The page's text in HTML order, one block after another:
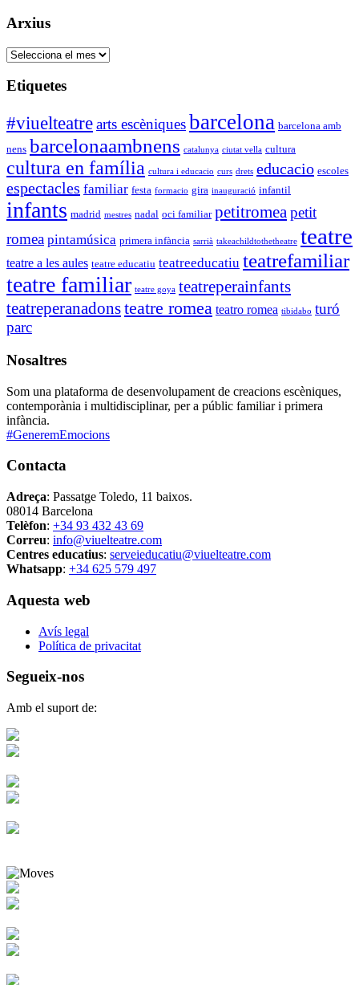
Arxius
Arxius
Etiquetes
#viuelteatrearts escèniquesbarcelona barcelona amb
nens barcelonaambnens catalunya ciutat vella cultura
cultura en família cultura i educacio curs drets educacio escoles
espectacles familiar festa formacio gira inauguració infantil
infants madrid mestres nadal oci familiar petitromeapetit
romea pintamúsica primera infància sarrià takeachildtothetheatre teatre
teatre a les aules teatre educatiu teatreeducatiu teatrefamiliar
teatre familiar teatre goya teatreperainfants
teatreperanadonsteatre romea teatro romea tibidabo turó
parc
Nosaltres
Som una plataforma de desenvolupament de creacions escèniques,
contemporània i multidisciplinar, per a públic familiar i primera
infància.
#GeneremEmocions
Contacta
Adreça: Passatge Toledo, 11 baixos.
08014 Barcelona
Telèfon: +34 93 432 43 69
Correu: info@viuelteatre.com
Centres educatius: serveieducatiu@viuelteatre.com
Whatsapp: +34 625 579 497
Aquesta web
Avís legal
Política de privacitat
Segueix-nos
Amb el suport de: